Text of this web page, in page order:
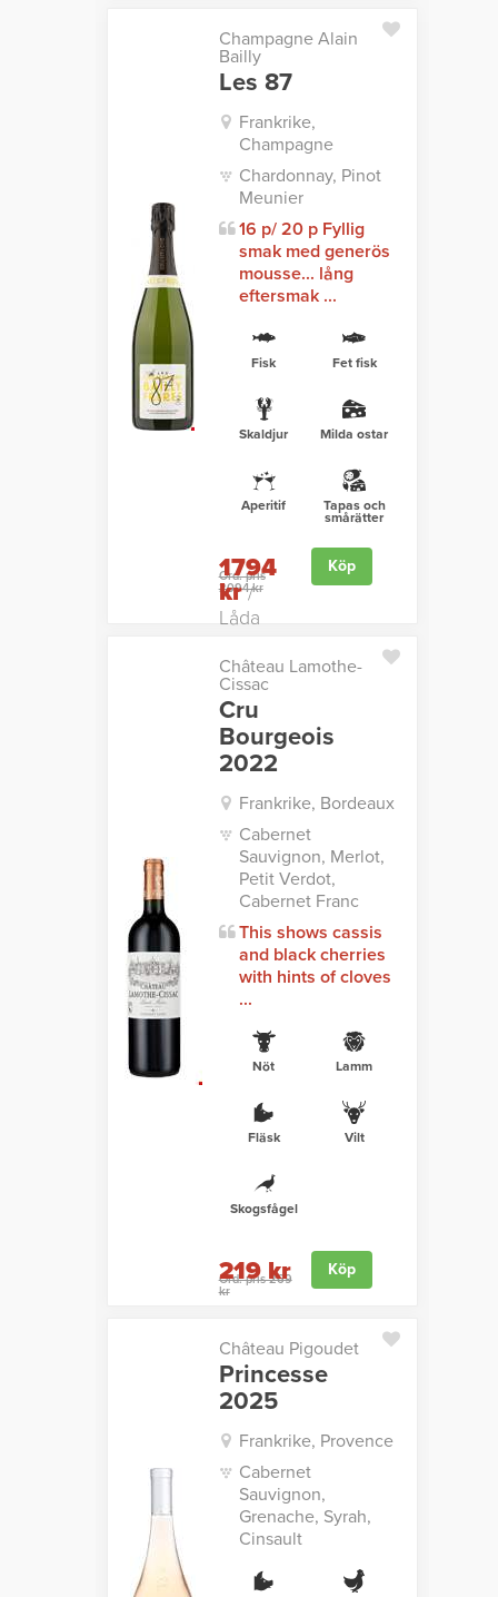
Champagne Alain
Bailly
Les 87
Frankrike,
Champagne
Chardonnay, Pinot
Meunier
16 p/ 20 p Fyllig
smak med generös
mousse... lång
eftersmak ...
Fisk Fet fisk
Skaldjur Milda ostar
Aperitif Tapas och
smårätter
Ord. pris
2094 kr
1794
kr/
Låda
Köp
Château Lamothe-
Cissac
Cru
Bourgeois
2022
Frankrike, Bordeaux
Cabernet
Sauvignon, Merlot,
Petit Verdot,
Cabernet Franc
This shows cassis
and black cherries
with hints of cloves
...
Nöt Lamm
Fläsk Vilt
Skogsfågel
Ord. pris 269
kr
219 kr Köp
Château Pigoudet
Princesse
2025
Frankrike, Provence
Cabernet
Sauvignon,
Grenache, Syrah,
Cinsault